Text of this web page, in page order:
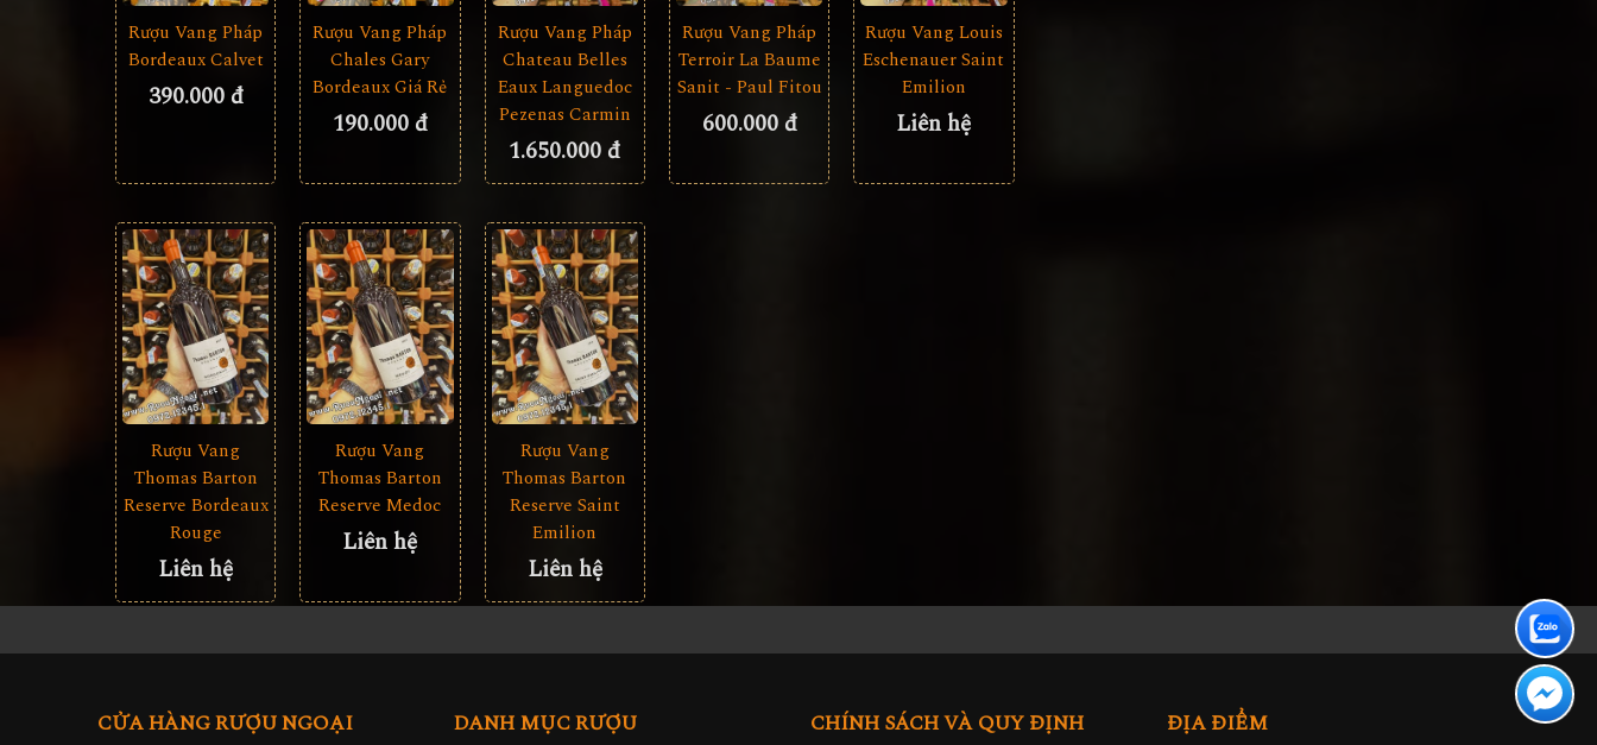
Rượu Vang Pháp
Bordeaux Calvet
390.000 đ
Rượu Vang Pháp
Chales Gary
Bordeaux Giá Rẻ
190.000 đ
Rượu Vang Pháp
Chateau Belles
Eaux Languedoc
Pezenas Carmin
1.650.000 đ
Rượu Vang Pháp
Terroir La Baume
Sanit - Paul Fitou
600.000 đ
Rượu Vang Louis
Eschenauer Saint
Emilion
Liên hệ
Rượu Vang
Thomas Barton
Reserve Bordeaux
Rouge
Liên hệ
Rượu Vang
Thomas Barton
Reserve Medoc
Liên hệ
Rượu Vang
Thomas Barton
Reserve Saint
Emilion
Liên hệ
CỬA HÀNG RƯỢU NGOẠI DANH MỤC RƯỢU CHÍNH SÁCH VÀ QUY ĐỊNH ĐỊA ĐIỂM